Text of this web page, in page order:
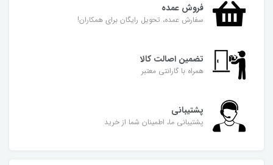
فروش عمده
سفارش عمده، تحویل رایگان برای همکاران!
تضمین اصالت کالا
همراه با گارانتی معتبر
پشتیبانی
پشتیبانی ما، اطمینان شما از خرید